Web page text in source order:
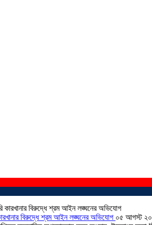
বিরুদ্ধে শ্রম আইন লঙ্ঘনের অভিযোগ ০৫ আগস্ট